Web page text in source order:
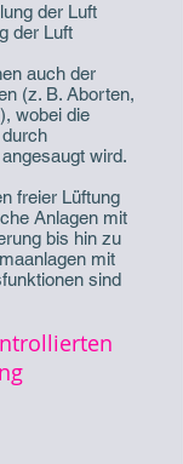
der Luft
der Luft
auch der
(z. B. Aborten,
wobei die
wird.
freier Lüftung
Anlagen mit
bis hin zu
mit
sind